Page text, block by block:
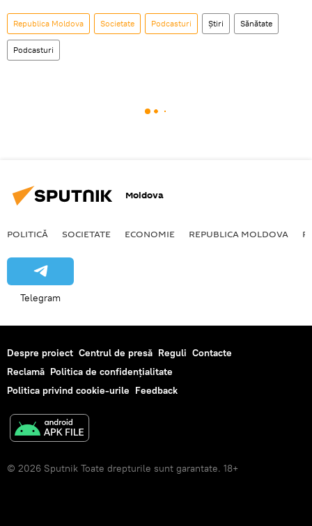
Republica Moldova Societate Podcasturi Știri Sănătate
Podcasturi
Moldova
POLITICĂ SOCIETATE ECONOMIE REPUBLICA MOLDOVA
Telegram
Despre proiect Centrul de presă Reguli Contacte
Reclamă Politica de confidențialitate
Politica privind cookie-urile Feedback
© 2026 Sputnik Toate drepturile sunt garantate. 18+